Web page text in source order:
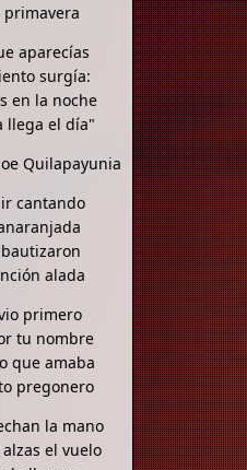
aparecías
surgía:
en la noche
llega el día"
Quilapayunia
cantando
alada
primero
tu nombre
que amaba
pregonero
la mano
el vuelo